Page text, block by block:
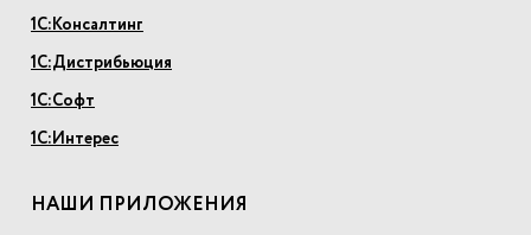
1С:Консалтинг
1С:Дистрибьюция
1С:Софт
1С:Интерес
НАШИ ПРИЛОЖЕНИЯ